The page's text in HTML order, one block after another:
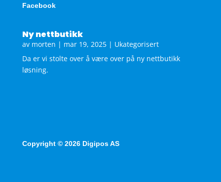
Facebook
Ny nettbutikk
av morten | mar 19, 2025| Ukategorisert
Da er vi stolte over å være over på ny nettbutikk
løsning.
Copyright © 2026 Digipos AS